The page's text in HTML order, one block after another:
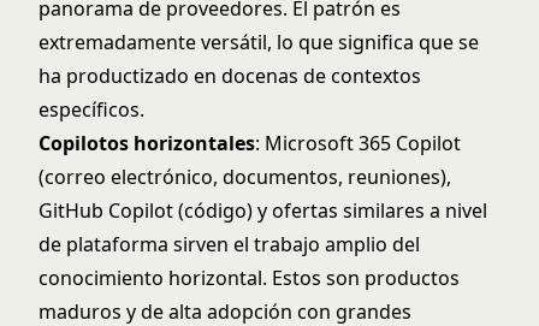
panorama de proveedores. El patrón es
extremadamente versátil, lo que significa que se
ha productizado en docenas de contextos
específicos.
Copilotos horizontales: Microsoft 365 Copilot
(correo electrónico, documentos, reuniones),
GitHub Copilot (código) y ofertas similares a nivel
de plataforma sirven el trabajo amplio del
conocimiento horizontal. Estos son productos
maduros y de alta adopción con grandes